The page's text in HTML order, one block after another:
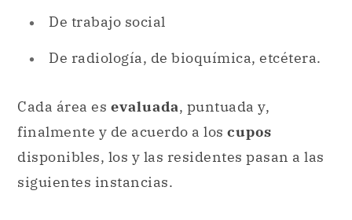
De trabajo social
De radiología, de bioquímica, etcétera.
Cada área es evaluada, puntuada y,
finalmente y de acuerdo a los cupos
disponibles, los y las residentes pasan a las
siguientes instancias.